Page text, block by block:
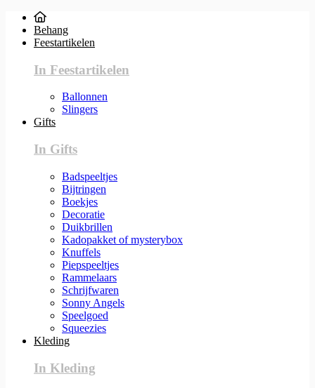
Behang
Feestartikelen
In Feestartikelen
Ballonnen
Slingers
Gifts
In Gifts
Badspeeltjes
Bijtringen
Boekjes
Decoratie
Duikbrillen
Kadopakket of mysterybox
Knuffels
Piepspeeltjes
Rammelaars
Schrijfwaren
Sonny Angels
Speelgoed
Squeezies
Kleding
In Kleding